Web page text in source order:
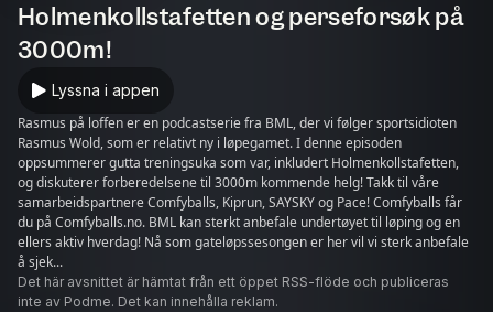
Holmenkollstafetten og perseforsøk på
3000m!
Lyssna i appen
Rasmus på loffen er en podcastserie fra BML, der vi følger sportsidioten
Rasmus Wold, som er relativt ny i løpegamet. I denne episoden
oppsummerer gutta treningsuka som var, inkludert Holmenkollstafetten,
og diskuterer forberedelsene til 3000m kommende helg! Takk til våre
samarbeidspartnere Comfyballs, Kiprun, SAYSKY og Pace! Comfyballs får
du på Comfyballs.no. BML kan sterkt anbefale undertøyet til løping og en
ellers aktiv hverdag! Nå som gateløpssesongen er her vil vi sterk anbefale
å sjek...
Det här avsnittet är hämtat från ett öppet RSS-flöde och publiceras
inte av Podme. Det kan innehålla reklam.